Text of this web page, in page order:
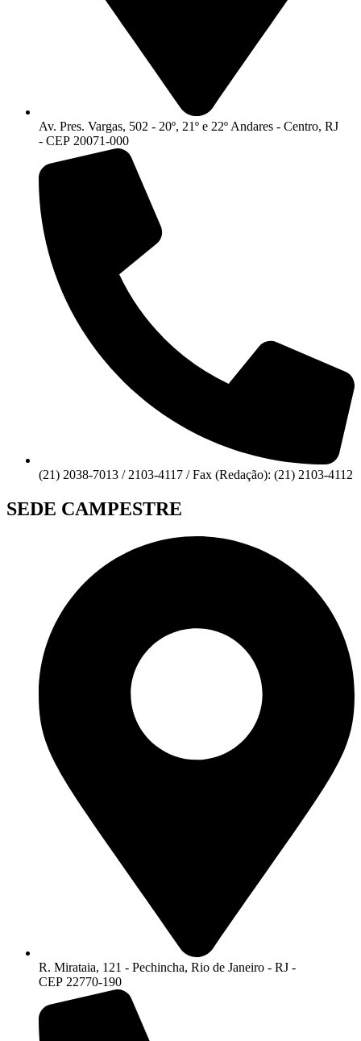
Av. Pres. Vargas, 502 - 20º, 21º e 22º Andares - Centro, RJ
- CEP 20071-000
(21) 2038-7013 / 2103-4117 / Fax (Redação): (21) 2103-4112
SEDE CAMPESTRE
R. Mirataia, 121 - Pechincha, Rio de Janeiro - RJ -
CEP 22770-190